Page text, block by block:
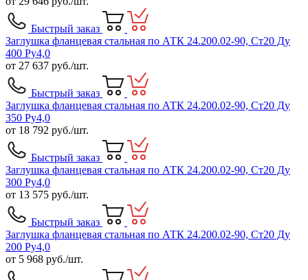
Быстрый заказ
Заглушка фланцевая стальная по АТК 24.200.02-90, Ст20 Ду
400 Ру4,0
от 27 637 руб./шт.
Быстрый заказ
Заглушка фланцевая стальная по АТК 24.200.02-90, Ст20 Ду
350 Ру4,0
от 18 792 руб./шт.
Быстрый заказ
Заглушка фланцевая стальная по АТК 24.200.02-90, Ст20 Ду
300 Ру4,0
от 13 575 руб./шт.
Быстрый заказ
Заглушка фланцевая стальная по АТК 24.200.02-90, Ст20 Ду
200 Ру4,0
от 5 968 руб./шт.